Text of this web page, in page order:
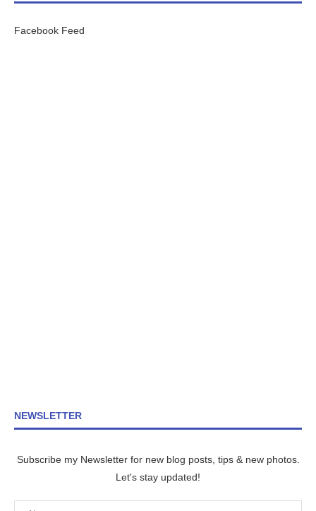
Facebook Feed
NEWSLETTER
Subscribe my Newsletter for new blog posts, tips & new photos.
Let's stay updated!